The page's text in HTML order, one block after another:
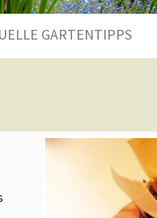
GARTENTIPPS